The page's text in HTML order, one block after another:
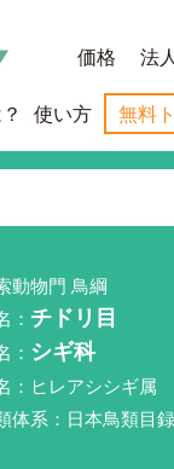
価格 法
使い方 無料
動物門 鳥綱
： チドリ目
： シギ科
：ヒレアシシギ属
体系：日本鳥類目